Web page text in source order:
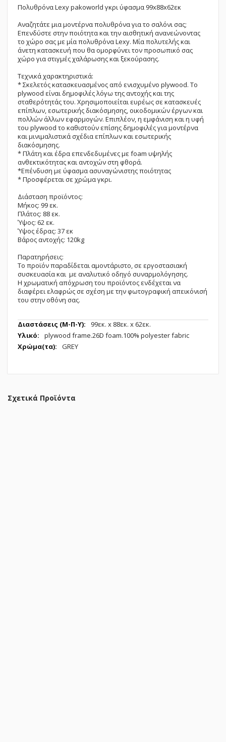
Πολυθρόνα Lexy pakoworld γκρι ύφασμα 99x88x62εκ
Aναζητάτε μια μοντέρνα πολυθρόνα για το σαλόνι σας;
Επενδύστε στην ποιότητα και την αισθητική ανανεώνοντας
το χώρο σας με μία πολυθρόνα Lexy. Μία πολυτελής και
άνετη κατασκευή που θα ομορφύνει τον προσωπικό σας
χώρο για στιγμές χαλάρωσης και ξεκούρασης.
Τεχνικά χαρακτηριστικά:
* Σκελετός κατασκευασμένος από ενισχυμένο plywood. Το
plywood είναι δημοφιλές λόγω της αντοχής και της
σταθερότητάς του. Χρησιμοποιείται ευρέως σε κατασκευές
επίπλων, εσωτερικής διακόσμησης, οικοδομικών έργων και
πολλών άλλων εφαρμογών. Επιπλέον, η εμφάνιση και η υφή
του plywood το καθιστούν επίσης δημοφιλές για μοντέρνα
και μινιμαλιστικά σχέδια επίπλων και εσωτερικής
διακόσμησης.
* Πλάτη και έδρα επενδεδυμένες με foam υψηλής
ανθεκτικότητας και αντοχών στη φθορά.
*Επένδυση με ύφασμα ασυναγώνιστης ποιότητας
* Προσφέρεται σε χρώμα γκρι.
Διάσταση προϊόντος:
Μήκος: 99 εκ.
Πλάτος: 88 εκ.
Ύψος: 62 εκ.
Ύψος έδρας: 37 εκ
Βάρος αντοχής: 120kg
Παρατηρήσεις:
Το προϊόν παραδίδεται αμοντάριστο, σε εργοστασιακή
συσκευασία και με αναλυτικό οδηγό συναρμολόγησης.
Η χρωματική απόχρωση του προϊόντος ενδέχεται να
διαφέρει ελαφρώς σε σχέση με την φωτογραφική απεικόνισή
του στην οθόνη σας.
Περισσότερες
Πληροφορίες
99εк. x 88εк. x 62εк.
plywood frame.26D foam.100% polyester fabric
GREY
Σχετικά Προϊόντα